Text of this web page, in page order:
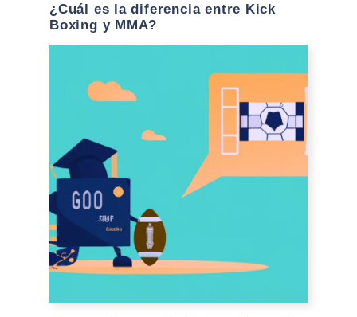
¿Cuál es la diferencia entre Kick
Boxing y MMA?